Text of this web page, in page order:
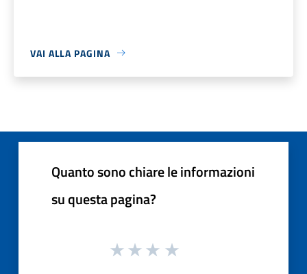
VAI ALLA PAGINA
Quanto sono chiare le informazioni
su questa pagina?